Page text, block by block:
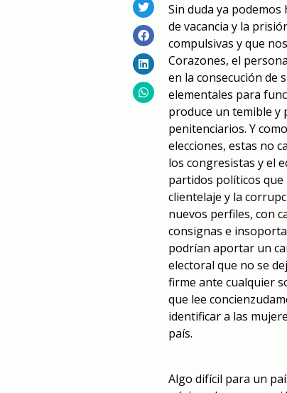
Sin duda ya
de vacancia y la
compulsivas y que
Corazones, el
en la consecución de
elementales para
produce un temible y
penitenciarios. Y
elecciones, estas no
los congresistas y el
partidos políticos que
clientelaje y la
nuevos perfiles, con
consignas e
podrían aportar un
electoral que no se
firme ante cualquier
que lee
identificar a las
país.
Algo difícil para un